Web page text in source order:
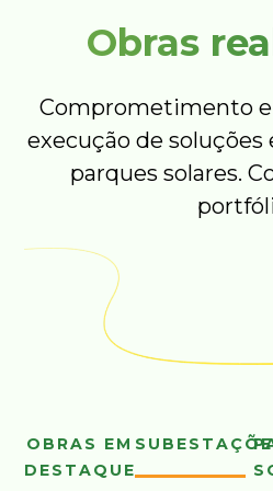
Obras
Comprometimento
execução de soluções
parques solares.
OBRAS EM
DESTAQUE